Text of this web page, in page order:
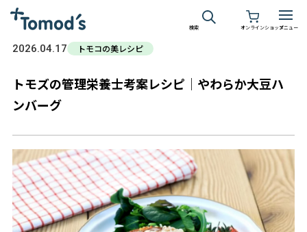
検索 オンラインショップメニュー
2026.04.17 トモコの美レシピ
トモズの管理栄養士考案レシピ│やわらか大豆ハ
ンバーグ